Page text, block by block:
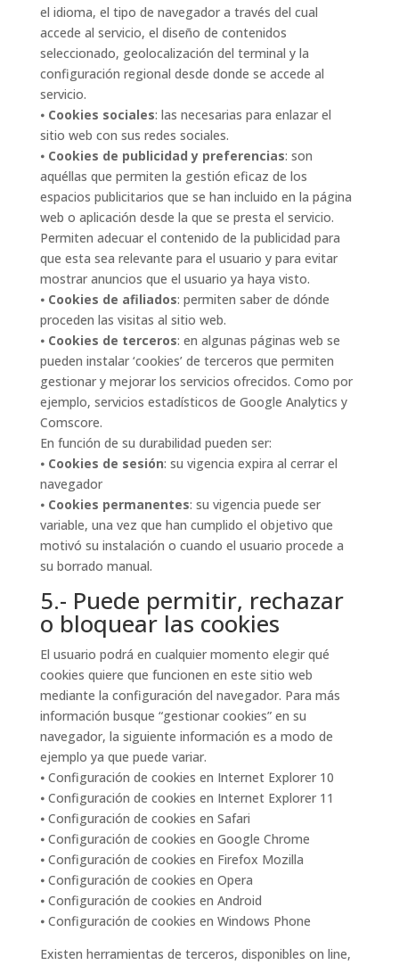
el idioma, el tipo de navegador a través del cual
accede al servicio, el diseño de contenidos
seleccionado, geolocalización del terminal y la
configuración regional desde donde se accede al
servicio.
⦁Cookies sociales: las necesarias para enlazar el
sitio web con sus redes sociales.
⦁ Cookies de publicidad y preferencias: son
aquéllas que permiten la gestión eficaz de los
espacios publicitarios que se han incluido en la página
web o aplicación desde la que se presta el servicio.
Permiten adecuar el contenido de la publicidad para
que esta sea relevante para el usuario y para evitar
mostrar anuncios que el usuario ya haya visto.
⦁ Cookies de afiliados: permiten saber de dónde
proceden las visitas al sitio web.
⦁ Cookies de terceros: en algunas páginas web se
pueden instalar ‘cookies’ de terceros que permiten
gestionar y mejorar los servicios ofrecidos. Como por
ejemplo, servicios estadísticos de Google Analytics y
Comscore.
En función de su durabilidad pueden ser:
⦁Cookies de sesión: su vigencia expira al cerrar el
navegador
⦁Cookies permanentes: su vigencia puede ser
variable, una vez que han cumplido el objetivo que
motivó su instalación o cuando el usuario procede a
su borrado manual.
5.- Puede permitir, rechazar
o bloquear las cookies
El usuario podrá en cualquier momento elegir qué
cookies quiere que funcionen en este sitio web
mediante la configuración del navegador. Para más
información busque “gestionar cookies” en su
navegador, la siguiente información es a modo de
ejemplo ya que puede variar.
⦁ Configuración de cookies en Internet Explorer 10
⦁ Configuración de cookies en Internet Explorer 11
⦁ Configuración de cookies en Safari
⦁ Configuración de cookies en Google Chrome
⦁ Configuración de cookies en Firefox Mozilla
⦁ Configuración de cookies en Opera
⦁ Configuración de cookies en Android
⦁ Configuración de cookies en Windows Phone
Existen herramientas de terceros, disponibles on line,